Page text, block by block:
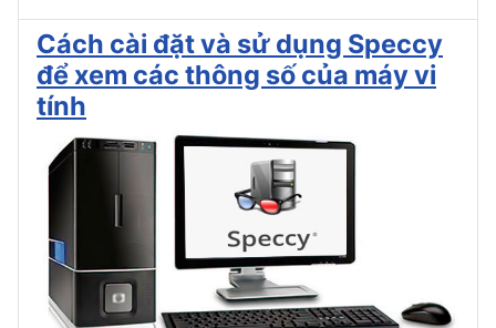
Cách cài đặt và sử dụng Speccy
để xem các thông số của máy vi
tính